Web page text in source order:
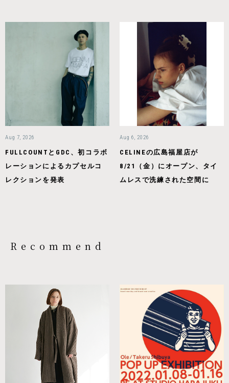
Aug 7, 2026
FULLCOUNTとGDC、初コラボ
レーションによるカプセルコ
レクションを発表
Aug 6, 2026
CELINEの広島福屋店が
8/21（金）にオープン、タイ
ムレスで洗練された空間に
Recommend